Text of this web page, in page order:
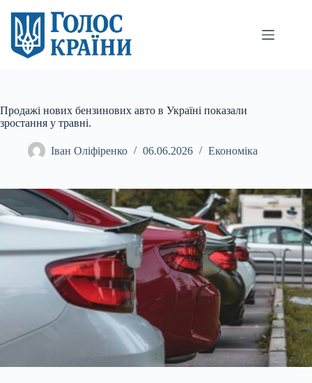
вмісту
Продажі нових бензинових авто в Україні показали
зростання у травні.
Іван Оліфіренко 06.06.2026 Економіка